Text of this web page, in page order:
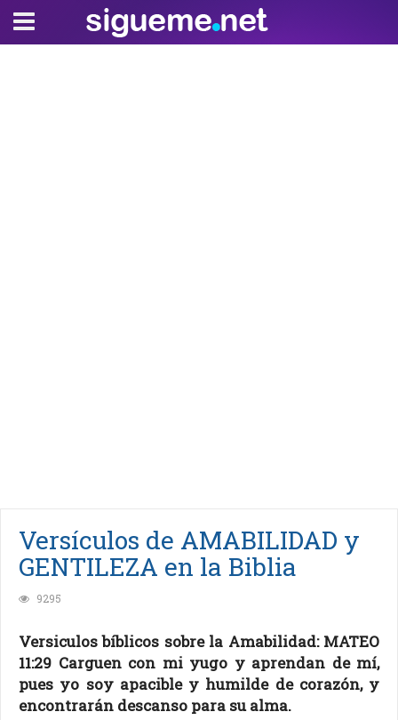
Versículos de AMABILIDAD y
GENTILEZA en la Biblia
9295
Versiculos bíblicos sobre la Amabilidad: MATEO
11:29 Carguen con mi yugo y aprendan de mí,
pues yo soy apacible y humilde de corazón, y
encontrarán descanso para su alma.